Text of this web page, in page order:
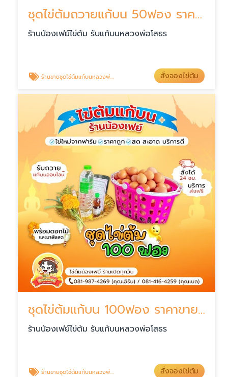
ชุดไข่ต้มถวายแก้บน 50ฟอง ราคาพิเศษ
ร้านน้องเฟย์ไข่ต้ม รับแก้บนหลวงพ่อโสธร
ร้านขายชุดไข่ต้มแก้บนหลวงพ่อโสธร สั่งจองไข่ต้ม
ชุดไข่ต้มแก้บน 100ฟอง ราคาขายส่ง
ร้านน้องเฟย์ไข่ต้ม รับแก้บนหลวงพ่อโสธร
ร้านขายชุดไข่ต้มแก้บนหลวงพ่อโสธร สั่งจองไข่ต้ม